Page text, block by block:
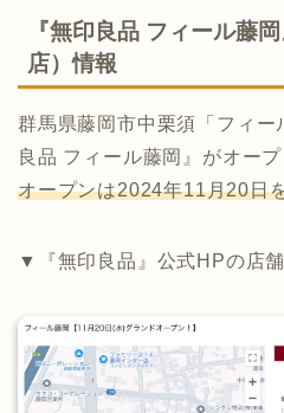
『無印良品 フィール藤
店）情報
群馬県藤岡市中栗須「フィー
良品 フィール藤岡』がオープ
オープンは2024年11月20日
▼『無印良品』公式HPの店